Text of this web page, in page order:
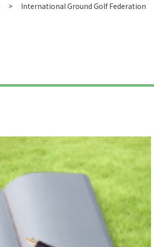
> International Ground Golf Federation